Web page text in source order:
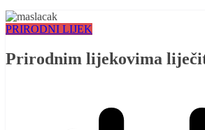
PRIRODNI LIJEK
Prirodnim lijekovima